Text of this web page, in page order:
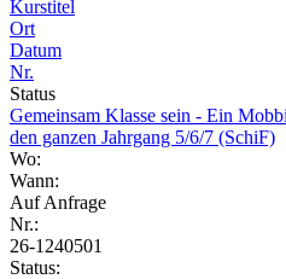
Kurstitel
Ort
Datum
Nr.
Status
Gemeinsam Klasse sein - Ein
den ganzen Jahrgang 5/6/7 (SchiF)
Wo:
Wann:
Auf Anfrage
Nr.:
26-1240501
Status: